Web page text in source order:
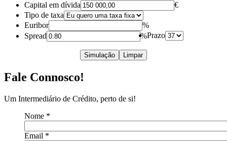
Capital em dívida
€
Tipo de taxa
Euribor
%
Spread
%Prazo
Simulação Limpar
Fale Connosco!
Um Intermediário de Crédito, perto de si!
Nome *
Email *